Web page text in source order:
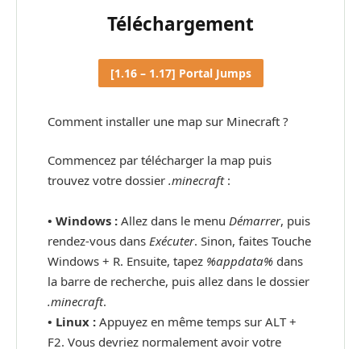
Téléchargement
[1.16 – 1.17] Portal Jumps
Comment installer une map sur Minecraft ?
Commencez par télécharger la map puis
trouvez votre dossier .minecraft:
• Windows : Allez dans le menu Démarrer, puis
rendez-vous dans Exécuter. Sinon, faites Touche
Windows + R. Ensuite, tapez %appdata% dans
la barre de recherche, puis allez dans le dossier
.minecraft.
• Linux : Appuyez en même temps sur ALT +
F2. Vous devriez normalement avoir votre